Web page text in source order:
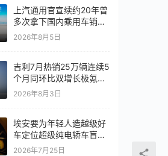
上汽通用官宣续约20年曾
多次拿下国内乘用车销冠
竞争激烈，上汽通用有信
2026年8月5日
吉利7月热销25万辆连续5
个月同环比双增长极氪销
量同比翻倍，出口再破10
2026年8月3日
埃安要为年轻人造越级好
车定位超级纯电轿车盲猜
18万以上
2026年7月25日